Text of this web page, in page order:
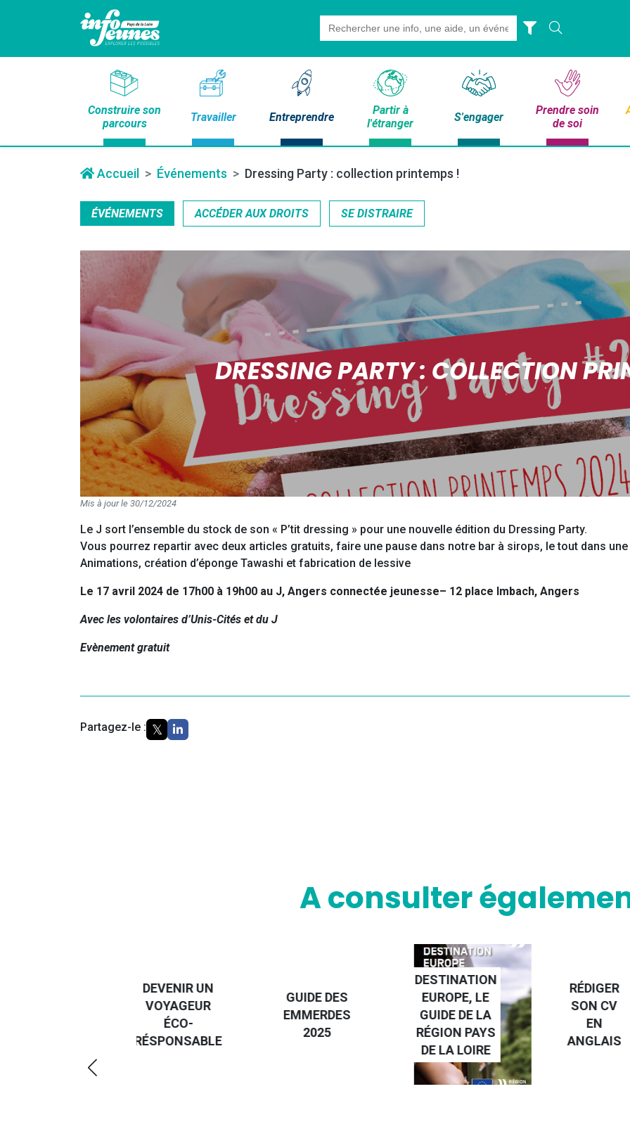
Search
for:
Construire son
parcours
Travailler Entreprendre
Partir à
l'étranger
S'engager
Prendre soin
de soi
Accueil Événements Dressing Party : collection printemps !
ÉVÉNEMENTS ACCÉDER AUX DROITS SE DISTRAIRE
DRESSING PARTY : COLLECTION
Mis à jour le 30/12/2024
Le J sort l’ensemble du stock de son « P’tit dressing » pour une nouvelle édition du Dressing Party.
Vous pourrez repartir avec deux articles gratuits, faire une pause dans notre bar à sirops, le tout dans
Animations, création d’éponge Tawashi et fabrication de lessive
Le 17 avril 2024 de 17h00 à 19h00 au J, Angers connectée jeunesse– 12 place Imbach, Angers
Avec les volontaires d’Unis-Cités et du J
Evènement gratuit
Partagez-le :
A consulter
GUIDE DES
EMMERDES
2025
EUROPE, LE
GUIDE DE LA
RÉGION PAYS
RÉDIGER
SON CV
EN
ANGLAIS
FAIRE UN
STAGE À